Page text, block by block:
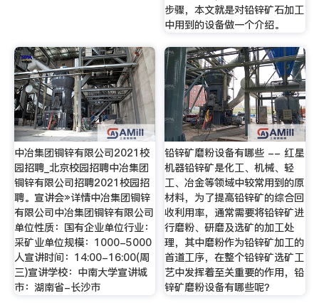
步骤，本文就是对铅锌矿石加工
中用到的设备做一个介绍。
中冶集团铜锌有限公司2021校
园招聘_北京校园招聘中冶集团
铜锌有限公司招聘2021校园招
聘。宣讲会»详情中冶集团铜锌
有限公司中冶集团铜锌有限公司
单位性质：国有企业单位行业：
采矿业单位规模：1000-5000
人宣讲时间：14:00-16:00(周
三)宣讲学校：中南大学宣讲城
市：湖南省-长沙市
铅锌矿磨粉设备有哪些 -- 红星
机器铅锌矿是化工、机械、轻
工、冶金等领域中较常用到的原
材料，为了提高铅锌矿的综合回
收利用率，通常需要将铅锌矿进
行磨粉、研磨及选矿的加工处
理，其中磨粉作为铅锌矿加工的
首道工序，在整个铅锌矿选矿工
艺中发挥着至关重要的作用，铅
锌矿磨粉设备有哪些呢？